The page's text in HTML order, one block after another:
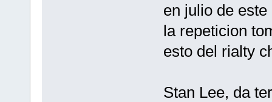
en julio de
la repeticion
esto del rialty
Stan Lee, da